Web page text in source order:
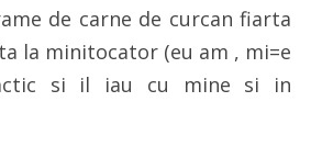
de carne de curcan fiarta
la minitocator (eu am , mi=e
si il iau cu mine si in